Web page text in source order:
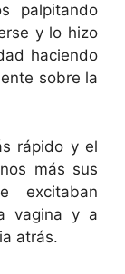
palpitando
y lo hizo
haciendo
sobre la
rápido y el
más sus
excitaban
vagina y a
atrás.